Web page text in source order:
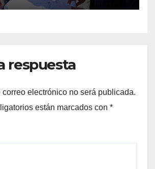
respuesta
electrónico no será publicada.
están marcados con *